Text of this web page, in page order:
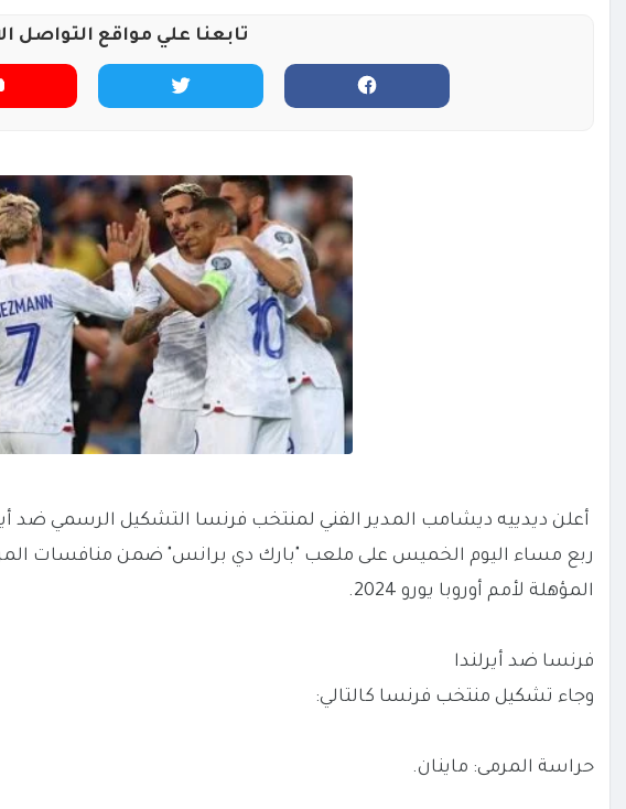
تابعنا علي مواقع التواصل
أعلن ديدييه ديشامب المدير الفني لمنتخب فرنسا التشكيل الرسمي ضد
ربع مساء اليوم الخميس على ملعب "بارك دي برانس" ضمن منافسات
المؤهلة لأمم أوروبا يورو 2024.
فرنسا ضد أيرلندا
وجاء تشكيل منتخب فرنسا كالتالي:
حراسة المرمى: ماينان.